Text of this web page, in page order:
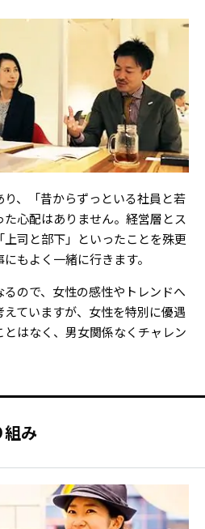
、「昔からずっといる社員と若
心配はありません。経営層とス
司と部下」といったことを殊更
もよく一緒に行きます。
ので、女性の感性やトレンドへ
ていますが、女性を特別に優遇
とはなく、男女関係なくチャレン
組み